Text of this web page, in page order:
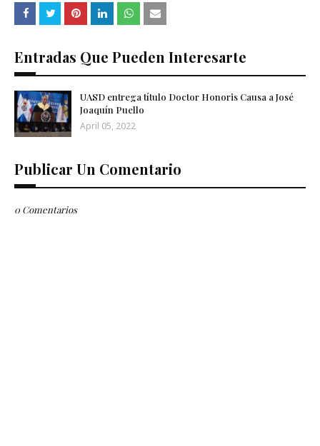
Entradas Que Pueden Interesarte
UASD entrega título Doctor Honoris Causa a José
Joaquín Puello
April 05, 2022
Publicar Un Comentario
0 Comentarios